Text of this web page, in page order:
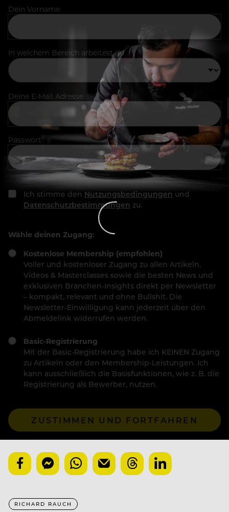
Dein Vorname
In welchem Bereich arbeitest du
Deine E-Mail Adresse
Passwort
Ich stimme den Nutzungsbedingungen und
Datenschutzbestimmungen zu.
Wähle deinen Zugang:
Kostenlose Membership (empfohlen)
Voller und kostenloser Zugang zu allen Artikeln,
Videos & Masterclasses sowie die besten News und
exklusiven Branchen-Insights direkt per Newsletter
– kompakt, relevant und ohne Bullshit. Die
Newsletter-Einwilligung kann jederzeit über den
Abmeldelink widerrufen werden.
Basic-Registrierung
Mit der Basic-Registrierung habe ich KEINEN Zugang
zu Artikeln oder den Membership-Leistungen. Ich
kann ausschließlich die Basisfunktionen, wie z. B. die
Registrierung als Bewerber, nutzen.
ZUSTIMMEN UND FORTFAHREN
RICHARD RAUCH